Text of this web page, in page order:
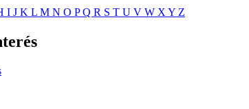
I J K L M N O PQ R S T U V W X Y Z